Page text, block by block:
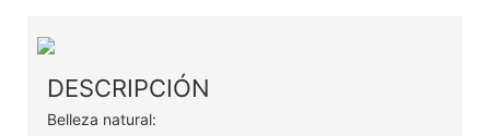
DESCRIPCIÓN
Belleza natural: